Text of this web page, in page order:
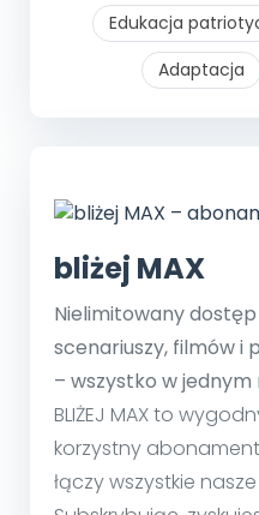
Edukacja
Adaptacja
bliżej MAX
Nielimitowany
scenariuszy, filmów i
– wszystko w jednym
BLIŻEJ MAX to
korzystny
łączy wszystkie nasze